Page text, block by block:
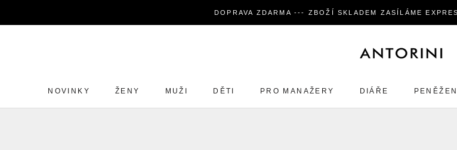
DOPRAVA ZDARMA --- ZBOŽÍ SKLADEM ZASÍLÁME
NOVINKY
ŽENY
MUŽI
DĚTI
PRO MANAŽERY
DIÁŘE